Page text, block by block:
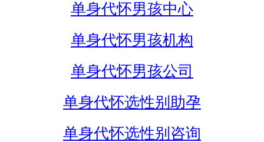
单身代怀男孩中心
单身代怀男孩机构
单身代怀男孩公司
单身代怀选性别助孕
单身代怀选性别咨询